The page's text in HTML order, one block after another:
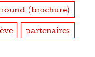
(brochure)
partenaires